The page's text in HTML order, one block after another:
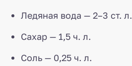
Ледяная вода — 2–3 ст. л.
Сахар — 1,5 ч. л.
Соль — 0,25 ч. л.